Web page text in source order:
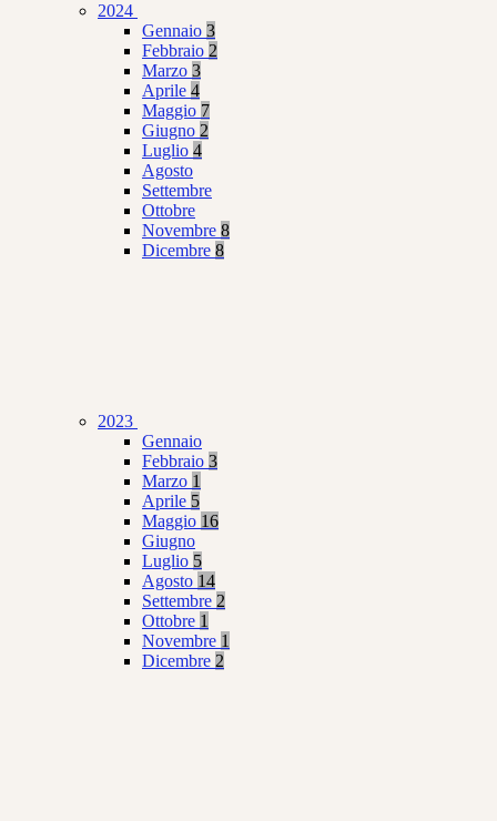
2024
Gennaio 3
Febbraio 2
Marzo 3
Aprile 4
Maggio 7
Giugno 2
Luglio 4
Agosto
Settembre
Ottobre
Novembre 8
Dicembre 8
2023
Gennaio
Febbraio 3
Marzo 1
Aprile 5
Maggio 16
Giugno
Luglio 5
Agosto 14
Settembre 2
Ottobre 1
Novembre 1
Dicembre 2